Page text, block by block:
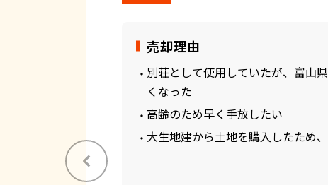
売却理由
別荘として使用していたが、富山
くなった
高齢のため早く手放したい
大生地建から土地を購入したため